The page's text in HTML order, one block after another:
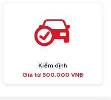
Kiểm định
Giá từ 500.000 VNĐ